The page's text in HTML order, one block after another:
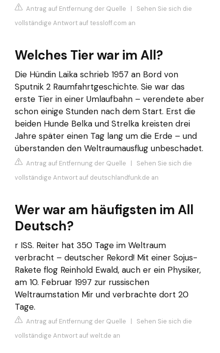
Antrag auf Entfernung der Quelle | Sehen Sie sich die
vollständige Antwort auf tessloff.com an
Welches Tier war im All?
Die Hündin Laika schrieb 1957 an Bord von
Sputnik 2 Raumfahrtgeschichte. Sie war das
erste Tier in einer Umlaufbahn – verendete aber
schon einige Stunden nach dem Start. Erst die
beiden Hunde Belka und Strelka kreisten drei
Jahre später einen Tag lang um die Erde – und
überstanden den Weltraumausflug unbeschadet.
Antrag auf Entfernung der Quelle | Sehen Sie sich die
vollständige Antwort auf deutschlandfunk.de an
Wer war am häufigsten im All
Deutsch?
r ISS. Reiter hat 350 Tage im Weltraum
verbracht – deutscher Rekord! Mit einer Sojus-
Rakete flog Reinhold Ewald, auch er ein Physiker,
am 10. Februar 1997 zur russischen
Weltraumstation Mir und verbrachte dort 20
Tage.
Antrag auf Entfernung der Quelle | Sehen Sie sich die
vollständige Antwort auf welt.de an